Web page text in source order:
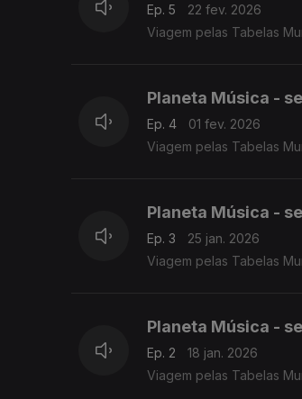
Ep. 5
22 fev. 2026
Viagem pelas Tabelas
Planeta Música -
Ep. 4
01 fev. 2026
Viagem pelas Tabelas
Planeta Música -
Ep. 3
25 jan. 2026
Viagem pelas Tabelas
Planeta Música -
Ep. 2
18 jan. 2026
Viagem pelas Tabelas